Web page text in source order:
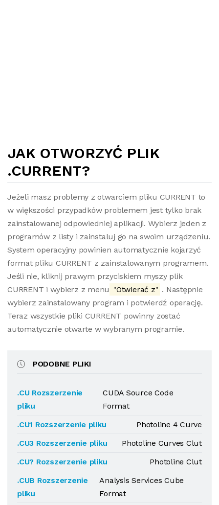
JAK OTWORZYĆ PLIK
.CURRENT?
Jeżeli masz problemy z otwarciem pliku CURRENT to
w większości przypadków problemem jest tylko brak
zainstalowanej odpowiedniej aplikacji. Wybierz jeden z
programów z listy i zainstaluj go na swoim urządzeniu.
System operacyjny powinien automatycznie kojarzyć
format pliku CURRENT z zainstalowanym programem.
Jeśli nie, kliknij prawym przyciskiem myszy plik
CURRENT i wybierz z menu "Otwierać z" . Następnie
wybierz zainstalowany program i potwierdź operację.
Teraz wszystkie pliki CURRENT powinny zostać
automatycznie otwarte w wybranym programie.
PODOBNE PLIKI
.CU Rozszerzenie
pliku
CUDA Source Code
Format
.CU1 Rozszerzenie pliku
Photoline 4 Curve
.CU3 Rozszerzenie pliku
Photoline Curves Clut
.CU? Rozszerzenie pliku
Photoline Clut
.CUB Rozszerzenie
pliku
Analysis Services Cube
Format